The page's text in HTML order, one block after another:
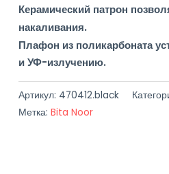
Керамический патрон
накаливания.
Плафон из поликарбоната
и УФ-излучению.
Артикул: 470412.black
Метка: Bita Noor